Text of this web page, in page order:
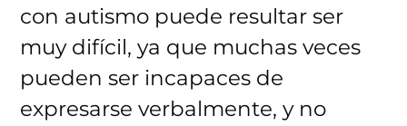
con autismo puede resultar ser
muy difícil, ya que muchas veces
pueden ser incapaces de
expresarse verbalmente, y no